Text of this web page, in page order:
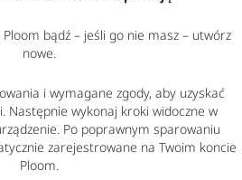
bądź –jeśli go nie masz –utwórz
nowe.
i wymagane zgody, aby uzyskać
Następnie wykonaj kroki widoczne w
Po poprawnym sparowaniu
zarejestrowane na Twoim koncie
Ploom.